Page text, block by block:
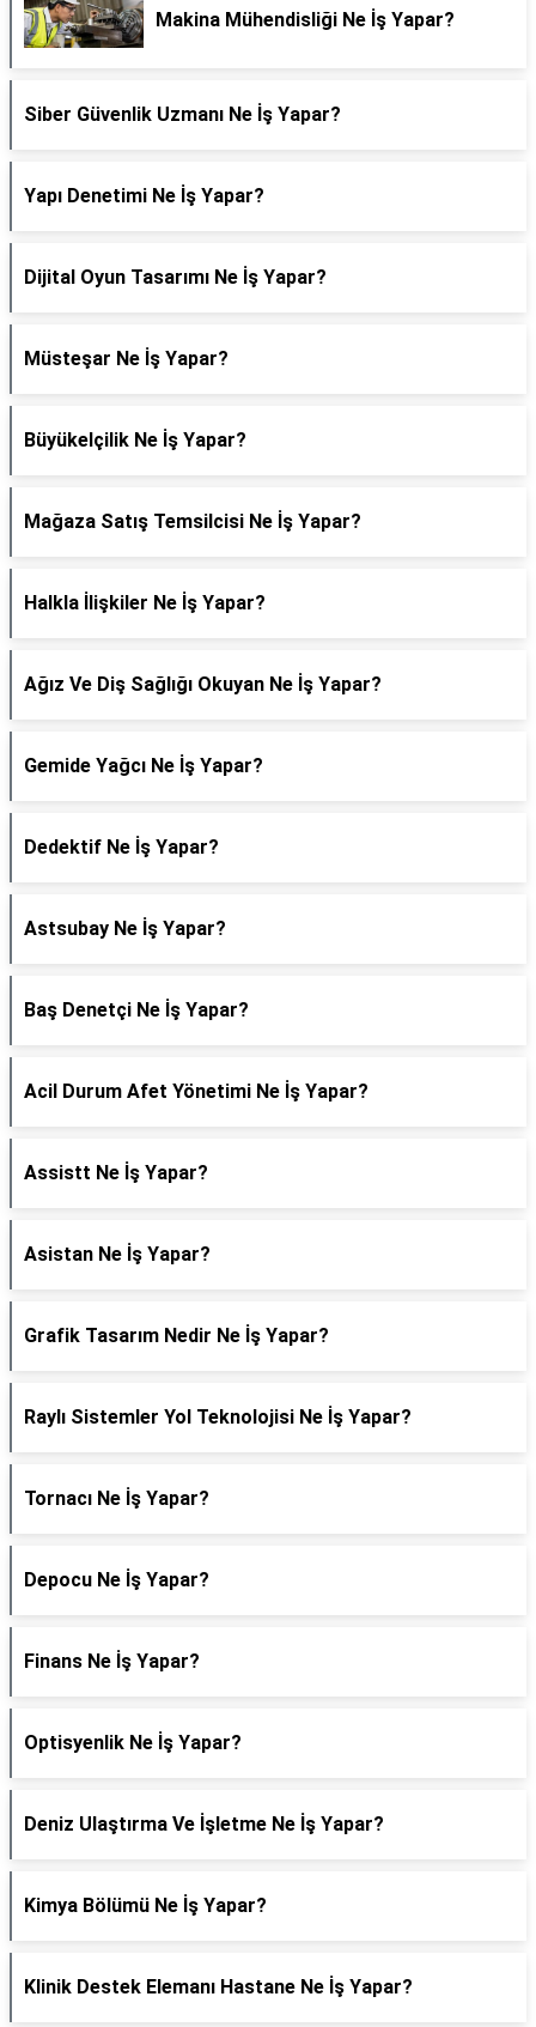
Makina Mühendisliği Ne İş Yapar?
Siber Güvenlik Uzmanı Ne İş Yapar?
Yapı Denetimi Ne İş Yapar?
Dijital Oyun Tasarımı Ne İş Yapar?
Müsteşar Ne İş Yapar?
Büyükelçilik Ne İş Yapar?
Mağaza Satış Temsilcisi Ne İş Yapar?
Halkla İlişkiler Ne İş Yapar?
Ağız Ve Diş Sağlığı Okuyan Ne İş Yapar?
Gemide Yağcı Ne İş Yapar?
Dedektif Ne İş Yapar?
Astsubay Ne İş Yapar?
Baş Denetçi Ne İş Yapar?
Acil Durum Afet Yönetimi Ne İş Yapar?
Assistt Ne İş Yapar?
Asistan Ne İş Yapar?
Grafik Tasarım Nedir Ne İş Yapar?
Raylı Sistemler Yol Teknolojisi Ne İş Yapar?
Tornacı Ne İş Yapar?
Depocu Ne İş Yapar?
Finans Ne İş Yapar?
Optisyenlik Ne İş Yapar?
Deniz Ulaştırma Ve İşletme Ne İş Yapar?
Kimya Bölümü Ne İş Yapar?
Klinik Destek Elemanı Hastane Ne İş Yapar?